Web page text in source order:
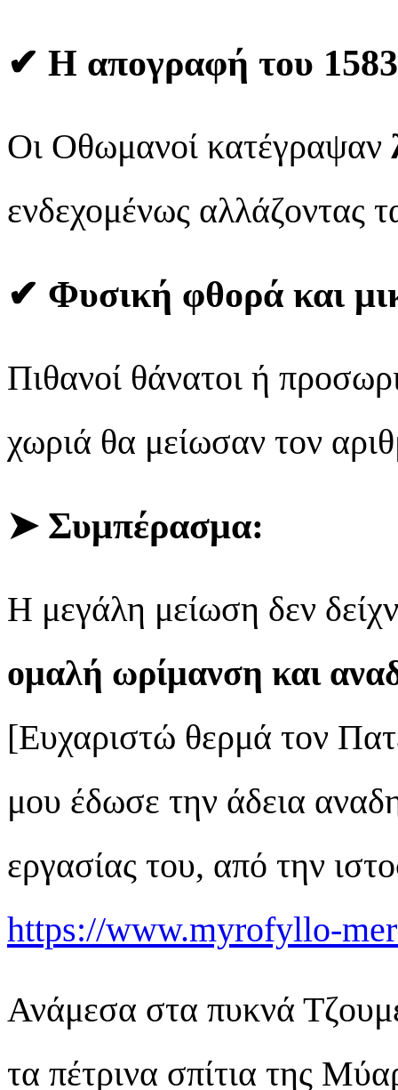
✔ Η απογραφή του 1583
Οι Οθωμανοί κατέγραψαν
ενδεχομένως αλλάζοντας
✔ Φυσική φθορά και
Πιθανοί θάνατοι ή
χωριά θα μείωσαν τον
➤ Συμπέρασμα:
Η μεγάλη μείωση δεν
ομαλή ωρίμανση και
[Ευχαριστώ θερμά τον
μου έδωσε την άδεια
εργασίας του, από την
https://www.myrofyllo-
Ανάμεσα στα πυκνά
τα πέτρινα σπίτια της